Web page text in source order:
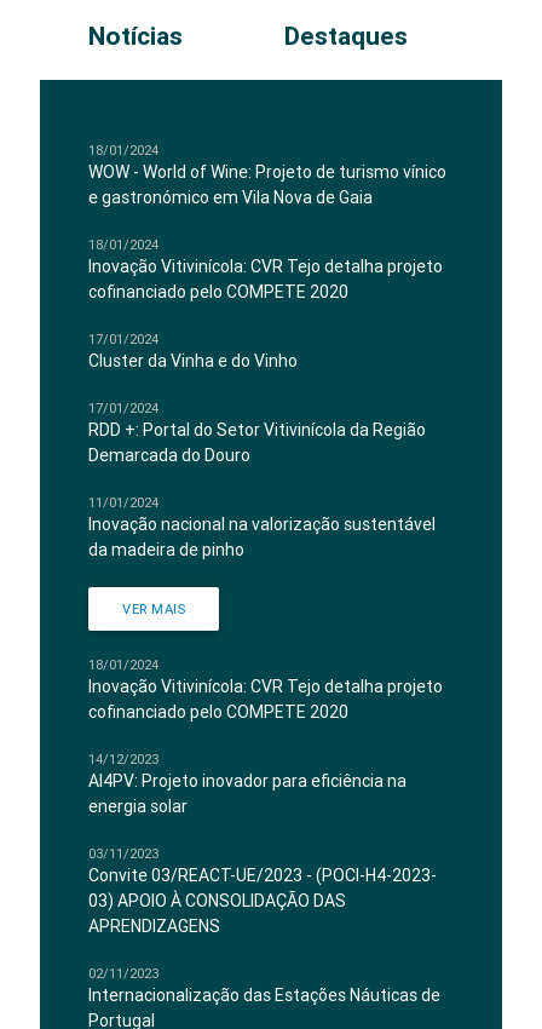
Notícias Destaques
18/01/2024
WOW - World of Wine: Projeto de turismo vínico
e gastronómico em Vila Nova de Gaia
18/01/2024
Inovação Vitivinícola: CVR Tejo detalha projeto
cofinanciado pelo COMPETE 2020
17/01/2024
Cluster da Vinha e do Vinho
17/01/2024
RDD +: Portal do Setor Vitivinícola da Região
Demarcada do Douro
11/01/2024
Inovação nacional na valorização sustentável
da madeira de pinho
VER MAIS
18/01/2024
Inovação Vitivinícola: CVR Tejo detalha projeto
cofinanciado pelo COMPETE 2020
14/12/2023
AI4PV: Projeto inovador para eficiência na
energia solar
03/11/2023
Convite 03/REACT-UE/2023 - (POCI-H4-2023-
03) APOIO À CONSOLIDAÇÃO DAS
APRENDIZAGENS
02/11/2023
Internacionalização das Estações Náuticas de
Portugal